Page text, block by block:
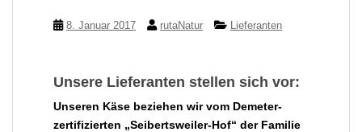
8. Januar 2017 rutaNatur Lieferanten
Unsere Lieferanten stellen sich vor:
Unseren Käse beziehen wir vom Demeter-
zertifizierten „Seibertsweiler-Hof“ der Familie